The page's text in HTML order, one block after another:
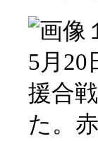
5月
援合
た。